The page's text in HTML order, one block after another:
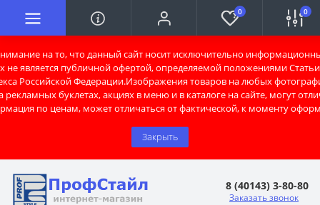
на то, что данный сайт носит исключительно
не является публичной офертой, определяемой положениями Статьи
Российской Федерации.Изображения товаров на любых
рекламных буклетах, акциях в меню и в каталоге на сайте, могут
по ценам, может отличаться от фактической, к моменту
Закрыть
0 0
8 (40143) 3-80-80
Заказать звонок